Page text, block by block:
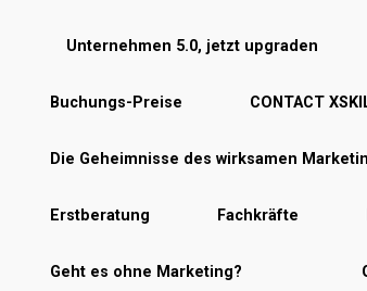
Unternehmen 5.0, jetzt upgraden
Buchungs-Preise CONTACT
Die Geheimnisse des wirksamen
Erstberatung Fachkräfte
Geht es ohne Marketing?